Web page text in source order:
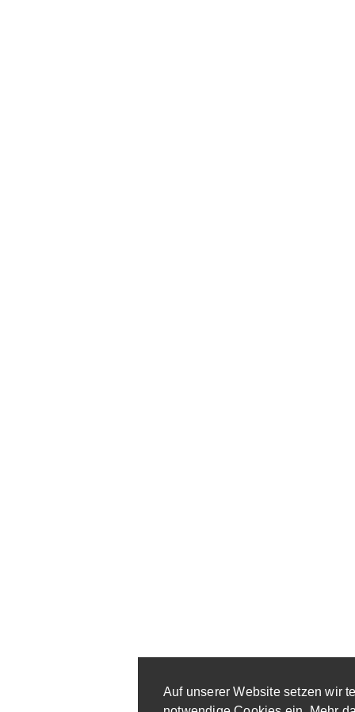
Auf unserer Website setzen wir